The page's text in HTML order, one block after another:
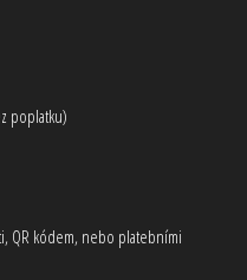
poplatku)
QR kódem, nebo platebními